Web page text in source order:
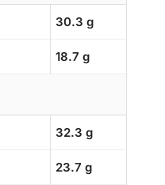
30.3 g
18.7 g
32.3 g
23.7 g